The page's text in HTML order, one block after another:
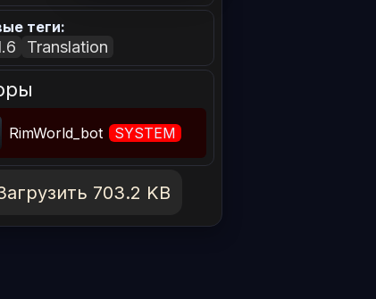
теги:
Translation
RimWorld_bot SYSTEM
703.2 KB